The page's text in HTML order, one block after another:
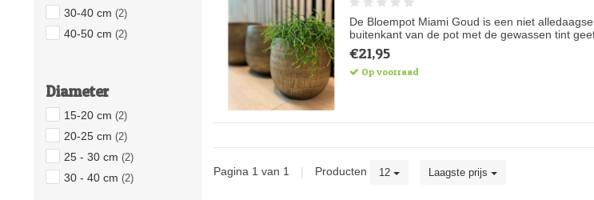
30-40 cm (2)
40-50 cm (2)
Diameter
15-20 cm (2)
20-25 cm (2)
25 - 30 cm (2)
30 - 40 cm (2)
De Bloempot Miami Goud is een niet
buitenkant van de pot met de gewassen tint
€21,95
Op voorraad
Pagina 1 van 1 | Producten 12 Laagste prijs